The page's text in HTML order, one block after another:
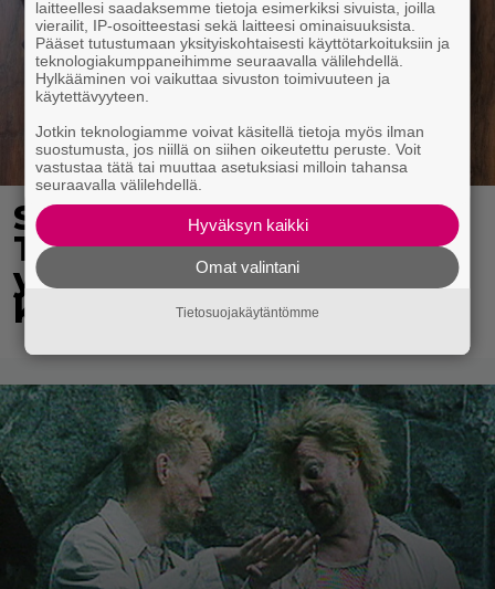
Syötkö perunoita näin?
Tutkijat löysivät
yhteyden vakavaan
kansansairauteen
laitteellesi saadaksemme tietoja esimerkiksi sivuista, joilla
vierailit, IP-osoitteestasi sekä laitteesi ominaisuuksista.
Pääset tutustumaan yksityiskohtaisesti käyttötarkoituksiin ja
teknologiakumppaneihimme seuraavalla välilehdellä.
Hylkääminen voi vaikuttaa sivuston toimivuuteen ja
käytettävyyteen.
Jotkin teknologiamme voivat käsitellä tietoja myös ilman
suostumusta, jos niillä on siihen oikeutettu peruste. Voit
vastustaa tätä tai muuttaa asetuksiasi milloin tahansa
seuraavalla välilehdellä.
Hyväksyn kaikki
Omat valintani
Tietosuojakäytäntömme